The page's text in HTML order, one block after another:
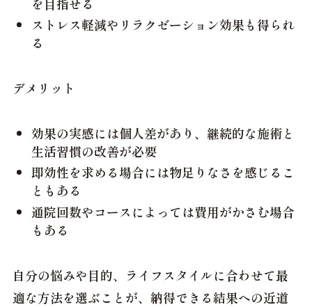
ストレス軽減やリラクゼーション効果も得られ
る
デメリット
効果の実感には個人差があり、継続的な施術と
生活習慣の改善が必要
即効性を求める場合には物足りなさを感じるこ
ともある
通院回数やコースによっては費用がかさむ場合
もある
自分の悩みや目的、ライフスタイルに合わせて最
適な方法を選ぶことが、納得できる結果への近道